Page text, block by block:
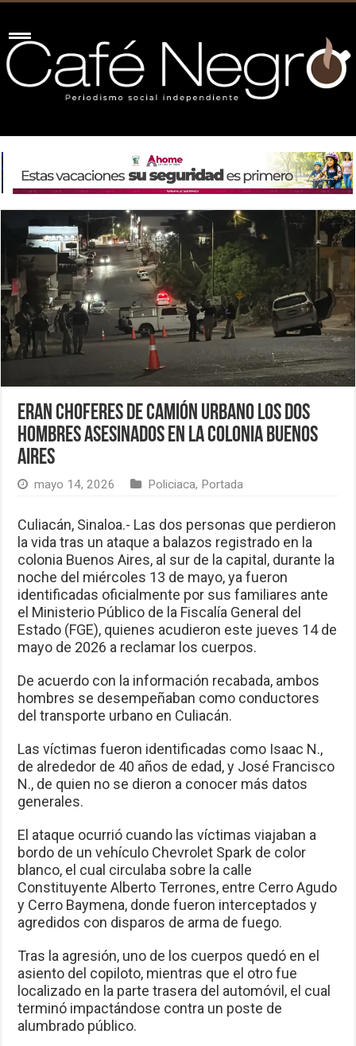
Eran choferes de camión urbano los dos
hombres asesinados en la colonia Buenos
Aires
mayo 14, 2026 Policiaca, Portada
Culiacán, Sinaloa.- Las dos personas que perdieron
la vida tras un ataque a balazos registrado en la
colonia Buenos Aires, al sur de la capital, durante la
noche del miércoles 13 de mayo, ya fueron
identificadas oficialmente por sus familiares ante
el Ministerio Público de la Fiscalía General del
Estado (FGE), quienes acudieron este jueves 14 de
mayo de 2026 a reclamar los cuerpos.
De acuerdo con la información recabada, ambos
hombres se desempeñaban como conductores
del transporte urbano en Culiacán.
Las víctimas fueron identificadas como Isaac N.,
de alrededor de 40 años de edad, y José Francisco
N., de quien no se dieron a conocer más datos
generales.
El ataque ocurrió cuando las víctimas viajaban a
bordo de un vehículo Chevrolet Spark de color
blanco, el cual circulaba sobre la calle
Constituyente Alberto Terrones, entre Cerro Agudo
y Cerro Baymena, donde fueron interceptados y
agredidos con disparos de arma de fuego.
Tras la agresión, uno de los cuerpos quedó en el
asiento del copiloto, mientras que el otro fue
localizado en la parte trasera del automóvil, el cual
terminó impactándose contra un poste de
alumbrado público.